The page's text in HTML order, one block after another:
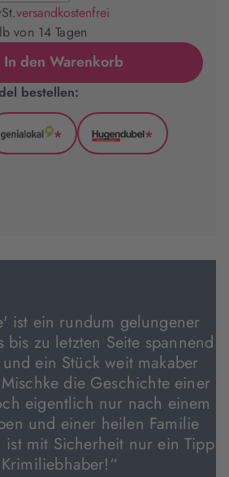
versandkostenfrei
von 14 Tagen
In den Warenkorb
bestellen:
GenialLokal
*
Hugendubel
*
ist ein rundum gelungener
bis zu letzten Seite spannend
ein Stück weit makaber
die Geschichte einer
eigentlich nur nach einem
und einer heilen Familie
ist mit Sicherheit nur ein Tipp